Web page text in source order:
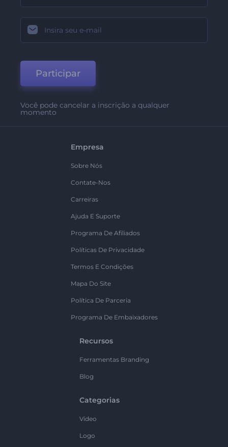
Participar
Você pode cancelar a inscrição a qualquer
momento
Empresa
Sobre Nós
Contate-Nos
Carreiras
Ajuda E Suporte
Programa De Afiliados
Políticas De Privacidade
Termos E Condições
Mapa Do Site
Política De Parceria
Programa De Embaixadores
Recursos
Ferramentas Branding
Blog
Categorias
Vídeo
Logo